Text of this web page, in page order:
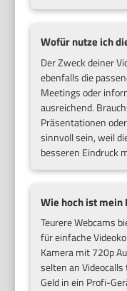
Wofür nutze ich
Der Zweck deiner
ebenfalls die
Meetings oder
ausreichend.
Präsentationen
sinnvoll sein, weil
besseren Eindruck
Wie hoch ist mein
Teurere Webcams
für einfache
Kamera mit 720p
selten an
Geld in ein Profi-